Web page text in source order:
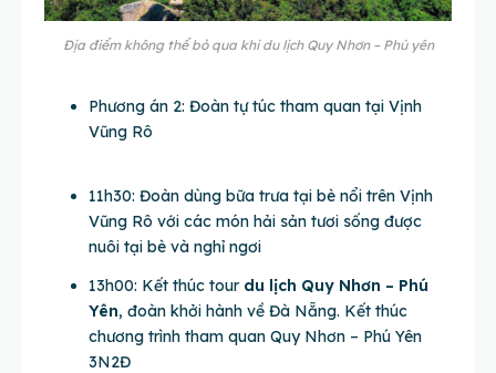
Địa điểm không thể bỏ qua khi du lịch Quy Nhơn – Phú yên
Phương án 2: Đoàn tự túc tham quan tại Vịnh
Vũng Rô
11h30: Đoàn dùng bữa trưa tại bè nổi trên Vịnh
Vũng Rô với các món hải sản tươi sống được
nuôi tại bè và nghỉ ngơi
13h00: Kết thúc tour du lịch Quy Nhơn – Phú
Yên, đoàn khởi hành về Đà Nẵng. Kết thúc
chương trình tham quan Quy Nhơn – Phú Yên
3N2Đ